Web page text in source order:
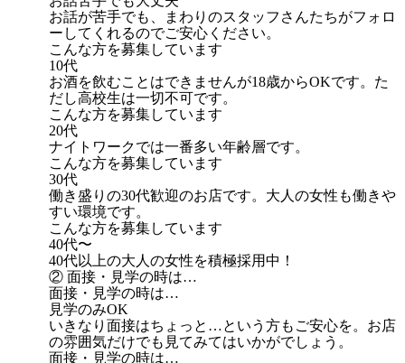
お話が苦手でも、まわりのスタッフさんたちがフォロ
ーしてくれるのでご安心ください。
こんな方を募集しています
10代
お酒を飲むことはできませんが18歳からOKです。た
だし高校生は一切不可です。
こんな方を募集しています
20代
ナイトワークでは一番多い年齢層です。
こんな方を募集しています
30代
働き盛りの30代歓迎のお店です。大人の女性も働きや
すい環境です。
こんな方を募集しています
40代〜
40代以上の大人の女性を積極採用中！
② 面接・見学の時は…
面接・見学の時は…
見学のみOK
いきなり面接はちょっと…という方もご安心を。お店
の雰囲気だけでも見てみてはいかがでしょう。
面接・見学の時は…